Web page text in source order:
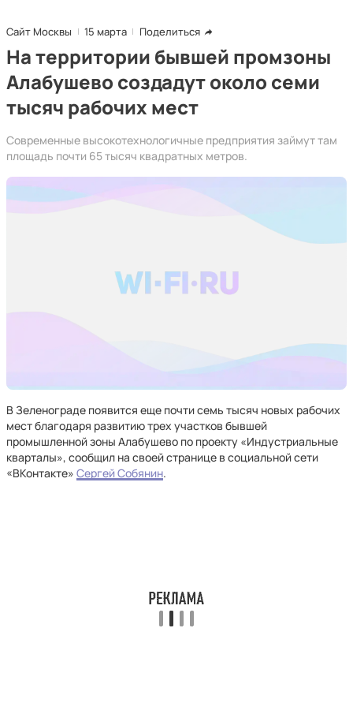
Сайт Москвы 15 марта Поделиться
На территории бывшей промзоны
Алабушево создадут около семи
тысяч рабочих мест
Современные высокотехнологичные предприятия займут там
площадь почти 65 тысяч квадратных метров.
В Зеленограде появится еще почти семь тысяч новых рабочих
мест благодаря развитию трех участков бывшей
промышленной зоны Алабушево по проекту «Индустриальные
кварталы», сообщил на своей странице в социальной сети
«ВКонтакте» Сергей Собянин.